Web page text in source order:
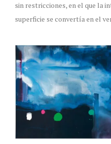
sin restricciones, en el que la
superficie se convertía en el